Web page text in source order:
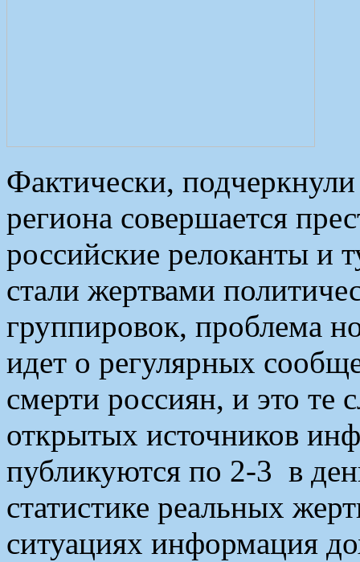
Фактически,
региона совершается
российские релоканты и
стали жертвами
группировок, проблема
идет о регулярных
смерти россиян, и это те
открытых источников
публикуются по 2-3 в
статистике реальных
ситуациях информация